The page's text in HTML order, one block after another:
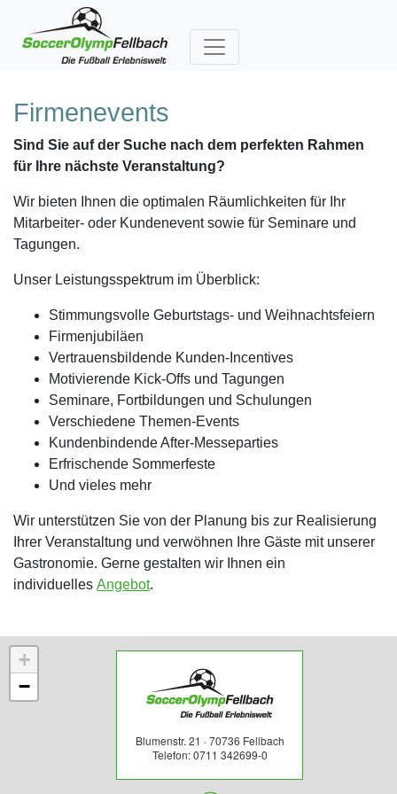
Firmenevents
Sind Sie auf der Suche nach dem perfekten Rahmen
für Ihre nächste Veranstaltung?
Wir bieten Ihnen die optimalen Räumlichkeiten für Ihr
Mitarbeiter- oder Kundenevent sowie für Seminare und
Tagungen.
Unser Leistungsspektrum im Überblick:
Stimmungsvolle Geburtstags- und Weihnachtsfeiern
Firmenjubiläen
Vertrauensbildende Kunden-Incentives
Motivierende Kick-Offs und Tagungen
Seminare, Fortbildungen und Schulungen
Verschiedene Themen-Events
Kundenbindende After-Messeparties
Erfrischende Sommerfeste
Und vieles mehr
Wir unterstützen Sie von der Planung bis zur Realisierung
Ihrer Veranstaltung und verwöhnen Ihre Gäste mit unserer
Gastronomie. Gerne gestalten wir Ihnen ein
individuelles Angebot.
Blumenstr. 21 · 70736 Fellbach
Telefon: 0711 342699-0
+
−